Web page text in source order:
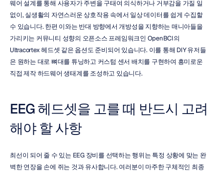
웨어 설계를 통해 사용자가 주변을 구태여 의식하거나 거부감을 가질 일
없이, 실생활의 자연스러운 상호작용 속에서 일상 데이터를 쉽게 수집할
수 있습니다. 한편 이와는 반대 방향에서 개방성을 지향하는 매니아들을
가리키는 커뮤니티 성향의 오픈소스 프레임워크인 OpenBCI의
Ultracortex 헤드셋 같은 옵션도 준비되어 있습니다. 이를 통해 DIY 유저들
은 원하는 대로 뼈대를 튜닝하고 커스텀 센서 배치를 구현하여 흥미로운
직접 제작 하드웨어 생태계를 조성하고 있습니다.
EEG 헤드셋을 고를 때 반드시 고려
해야 할 사항
최선이 되어 줄 수 있는 EEG 장비를 선택하는 행위는 특정 상황에 맞는 완
벽한 연장을 손에 쥐는 것과 유사합니다. 여러분이 마주한 구체적인 최종